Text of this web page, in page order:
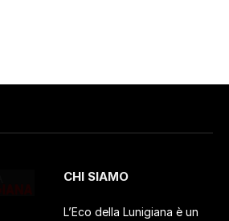
CHI SIAMO
L’Eco della Lunigiana è un